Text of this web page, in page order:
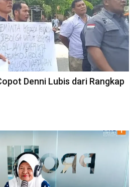
Denni Lubis dari Rangkap